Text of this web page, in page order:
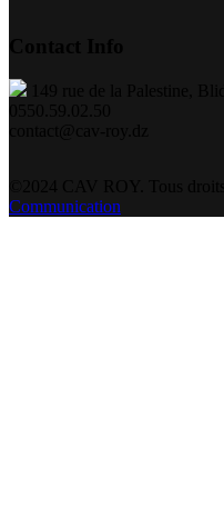
Communication